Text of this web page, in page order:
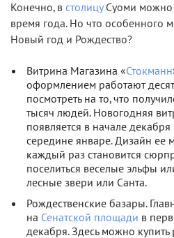
Конечно, в столицуСуоми можно
время года. Но что особенного
Новый год и Рождество?
Витрина Магазина «Стокманн
оформлением работают
посмотреть на то, что
тысяч людей. Новогодняя
появляется в начале
середине январе. Дизайн ее
каждый раз становится
поселиться веселые эльфы
лесные звери или Санта.
Рождественские базары.
на Сенатской площади в
декабря. Здесь можно купить